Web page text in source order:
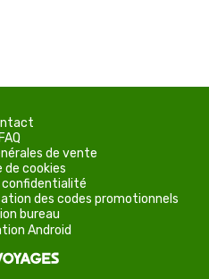
FAQ
de vente
de cookies
confidentialité
des codes promotionnels
bureau
Android